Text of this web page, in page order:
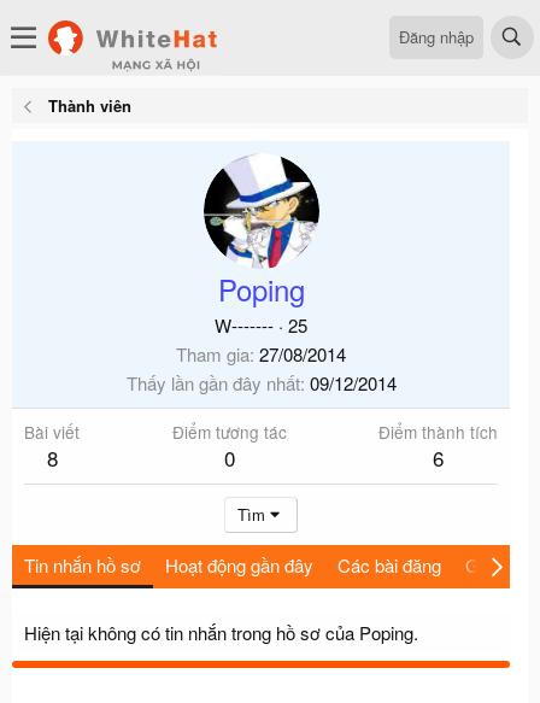
Đăng nhập
Thành viên
Poping
W------- · 25
Tham gia 27/08/2014
Thấy lần gần đây nhất 09/12/2014
Bài viết
8
Điểm tương tác
0
Điểm thành tích
6
Tìm
Tin nhắn hồ sơ Hoạt động gần đây Các bài đăng Giới thiệu
Hiện tại không có tin nhắn trong hồ sơ của Poping.